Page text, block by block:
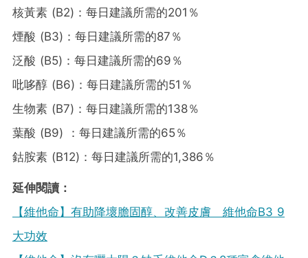
核黃素 (B2)：每日建議所需的201％
煙酸 (B3)：每日建議所需的87％
泛酸 (B5)：每日建議所需的69％
吡哆醇 (B6)：每日建議所需的51％
生物素 (B7)：每日建議所需的138％
葉酸 (B9) ：每日建議所需的65％
鈷胺素 (B12)：每日建議所需的1,386％
延伸閱讀：
【維他命】有助降壞膽固醇、改善皮膚 維他命B3 9
大功效